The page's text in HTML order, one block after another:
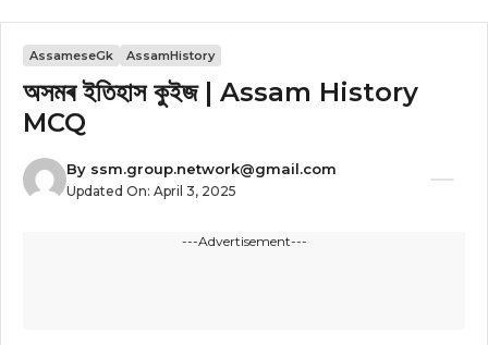
AssameseGk AssamHistory
অসমৰ ইতিহাস কুইজ | Assam History
MCQ
By ssm.group.network@gmail.com
Updated On: April 3, 2025
---Advertisement---